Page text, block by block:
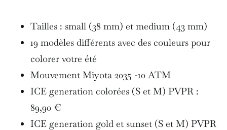
Tailles : small (38 mm) et medium (43 mm)
19 modèles différents avec des couleurs pour
colorer votre été
Mouvement Miyota 2035 -10 ATM
ICE generation colorées (S et M) PVPR :
89,90 €
ICE generation gold et sunset (S et M) PVPR